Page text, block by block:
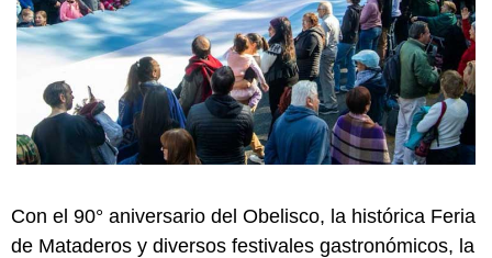
Con el 90° aniversario del Obelisco, la histórica Feria
de Mataderos y diversos festivales gastronómicos, la